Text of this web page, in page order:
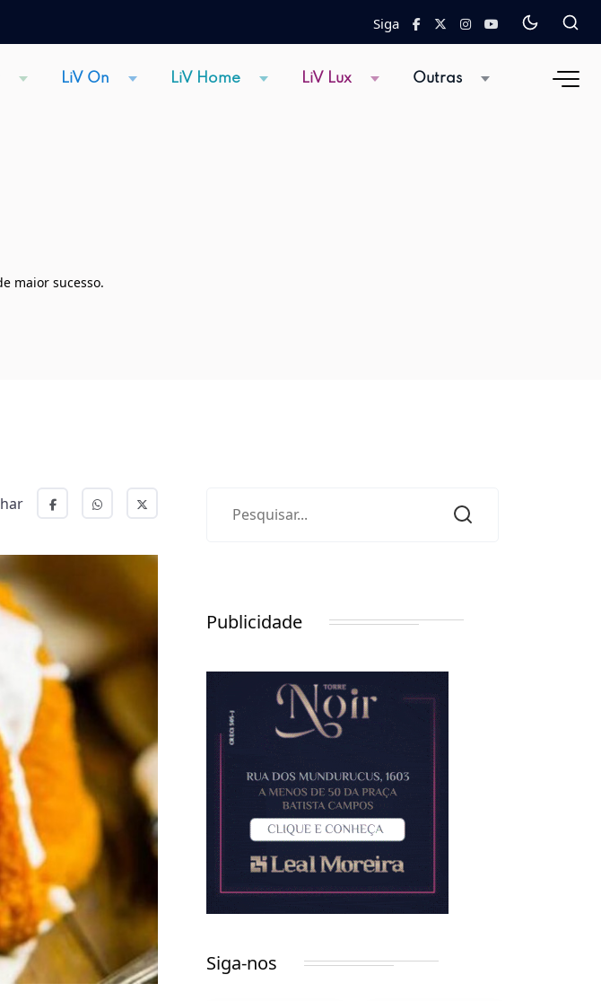
Siga
LiV On LiV Home LiV Lux Outras
maior sucesso.
Publicidade
Siga-nos